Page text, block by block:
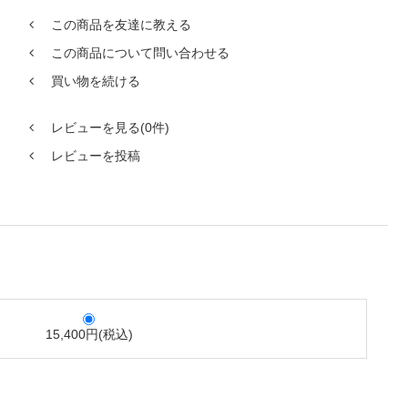
この商品を友達に教える
この商品について問い合わせる
買い物を続ける
レビューを見る(0件)
レビューを投稿
15,400円(税込)